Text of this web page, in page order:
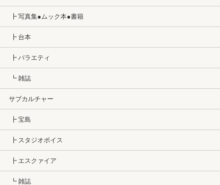
┣ 写真集●ムック本●書籍
┣ 台本
┣ バラエティ
┗ 雑誌
サブカルチャー
┣ 宝島
┣ スタジオボイス
┣ エスクァイア
┗ 雑誌